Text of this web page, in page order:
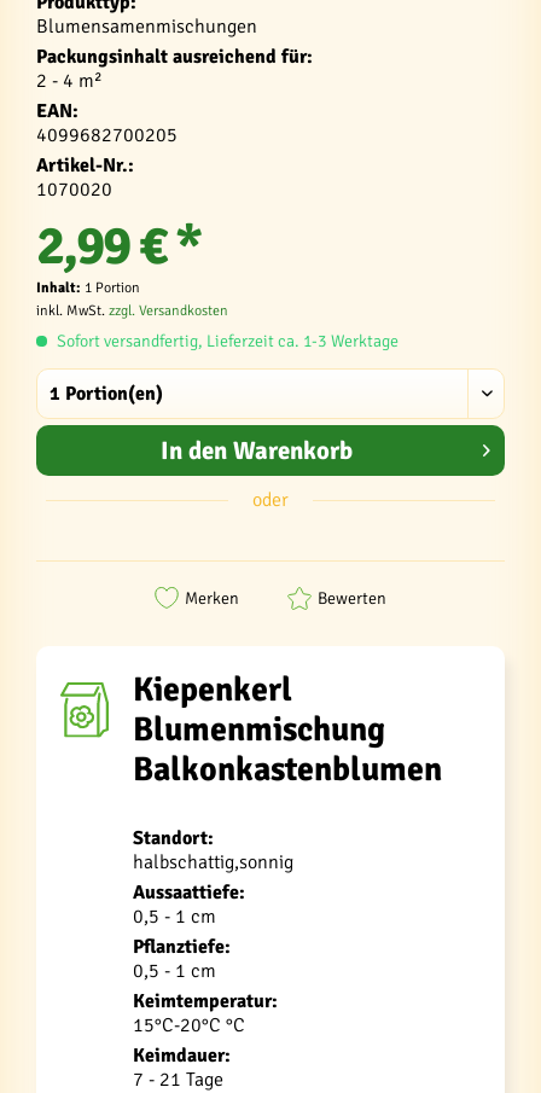
Blumensamenmischungen
Packungsinhalt ausreichend für:
2 - 4 m²
EAN:
4099682700205
Artikel-Nr.:
1070020
2,99 € *
Inhalt: 1 Portion
inkl. MwSt. zzgl. Versandkosten
Sofort versandfertig, Lieferzeit ca. 1-3 Werktage
In den Warenkorb
oder
Merken Bewerten
Kiepenkerl
Blumenmischung
Balkonkastenblumen
Standort:
halbschattig,sonnig
Aussaattiefe:
0,5 - 1 cm
Pflanztiefe:
0,5 - 1 cm
Keimtemperatur:
15°C-20°C °C
Keimdauer:
7 - 21 Tage